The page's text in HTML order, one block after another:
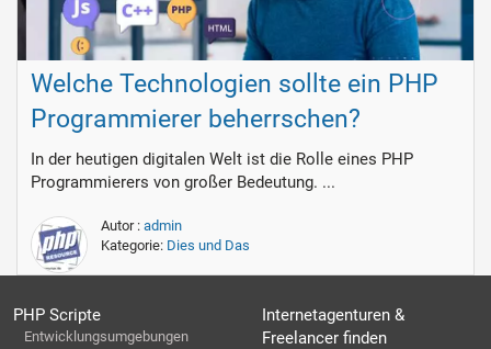
Welche Technologien sollte ein PHP
Programmierer beherrschen?
In der heutigen digitalen Welt ist die Rolle eines PHP
Programmierers von großer Bedeutung. ...
Autor : admin
Kategorie: Dies und Das
PHP Scripte
Entwicklungsumgebungen
Internetagenturen &
Freelancer finden